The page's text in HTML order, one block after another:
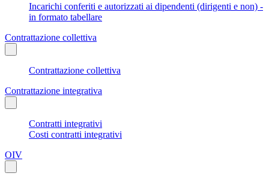
Incarichi conferiti e autorizzati ai dipendenti (dirigenti e non) -
in formato tabellare
Contrattazione collettiva
Contrattazione collettiva
Contrattazione integrativa
Contratti integrativi
Costi contratti integrativi
OIV